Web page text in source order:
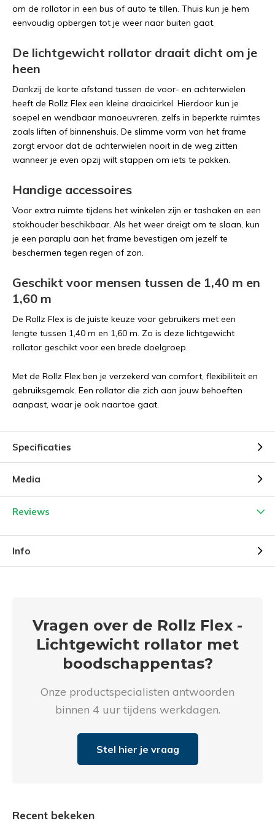
om de rollator in een bus of auto te tillen. Thuis kun je hem
eenvoudig opbergen tot je weer naar buiten gaat.
De lichtgewicht rollator draait dicht om je
heen
Dankzij de korte afstand tussen de voor- en achterwielen
heeft de Rollz Flex een kleine draaicirkel. Hierdoor kun je
soepel en wendbaar manoeuvreren, zelfs in beperkte ruimtes
zoals liften of binnenshuis. De slimme vorm van het frame
zorgt ervoor dat de achterwielen nooit in de weg zitten
wanneer je even opzij wilt stappen om iets te pakken.
Handige accessoires
Voor extra ruimte tijdens het winkelen zijn er tashaken en een
stokhouder beschikbaar. Als het weer dreigt om te slaan, kun
je een paraplu aan het frame bevestigen om jezelf te
beschermen tegen regen of zon.
Geschikt voor mensen tussen de 1,40 m en
1,60 m
De Rollz Flex is de juiste keuze voor gebruikers met een
lengte tussen 1,40 m en 1,60 m. Zo is deze lichtgewicht
rollator geschikt voor een brede doelgroep.
Met de Rollz Flex ben je verzekerd van comfort, flexibiliteit en
gebruiksgemak. Een rollator die zich aan jouw behoeften
aanpast, waar je ook naartoe gaat.
Specificaties
Media
Reviews
Info
Vragen over de Rollz Flex -
Lichtgewicht rollator met
boodschappentas?
Onze productspecialisten antwoorden
binnen 4 uur tijdens werkdagen.
Stel hier je vraag
Recent bekeken